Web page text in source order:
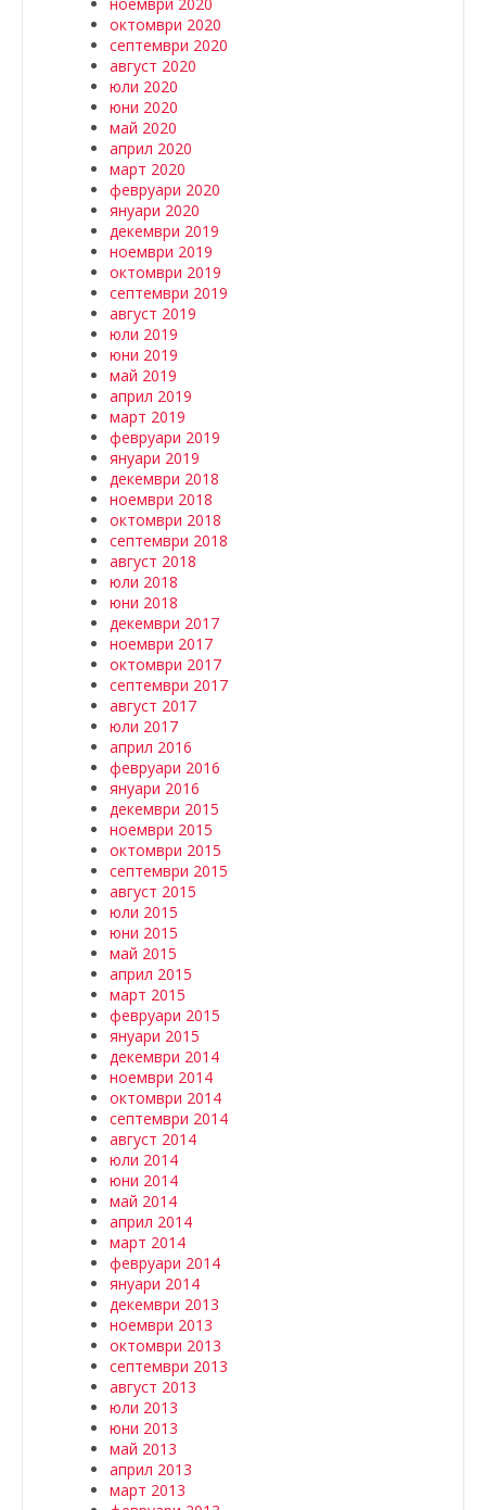
ноември 2020
октомври 2020
септември 2020
август 2020
юли 2020
юни 2020
май 2020
април 2020
март 2020
февруари 2020
януари 2020
декември 2019
ноември 2019
октомври 2019
септември 2019
август 2019
юли 2019
юни 2019
май 2019
април 2019
март 2019
февруари 2019
януари 2019
декември 2018
ноември 2018
октомври 2018
септември 2018
август 2018
юли 2018
юни 2018
декември 2017
ноември 2017
октомври 2017
септември 2017
август 2017
юли 2017
април 2016
февруари 2016
януари 2016
декември 2015
ноември 2015
октомври 2015
септември 2015
август 2015
юли 2015
юни 2015
май 2015
април 2015
март 2015
февруари 2015
януари 2015
декември 2014
ноември 2014
октомври 2014
септември 2014
август 2014
юли 2014
юни 2014
май 2014
април 2014
март 2014
февруари 2014
януари 2014
декември 2013
ноември 2013
октомври 2013
септември 2013
август 2013
юли 2013
юни 2013
май 2013
април 2013
март 2013